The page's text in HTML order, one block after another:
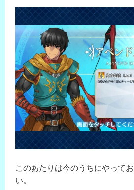
このあたりは今のうちにやって
い。